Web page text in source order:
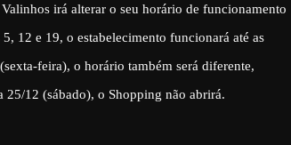
irá alterar o seu horário de funcionamento
12 e 19, o estabelecimento funcionará até as
feira), o horário também será diferente,
12 (sábado), o Shopping não abrirá.